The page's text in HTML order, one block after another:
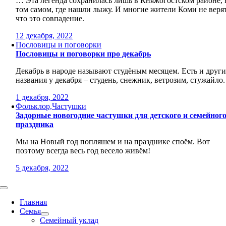
том самом, где нашли лыжу. И многие жители Коми не
что это совпадение.
12 декабря, 2022
Пословицы и поговорки
Пословицы и поговорки про декабрь
Декабрь в народе называют студёным месяцем. Есть и
названия у декабря – студень, снежник, ветрозим, стужайло.
1 декабря, 2022
Фольклор,Частушки
Задорные новогодние частушки для детского и
праздника
Мы на Новый год попляшем и на празднике споём. Вот
поэтому всегда весь год весело живём!
5 декабря, 2022
Toggle
NavigationГлавная
Семья
Семейный уклад